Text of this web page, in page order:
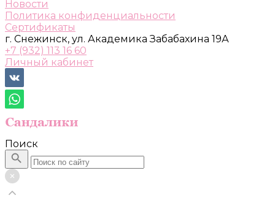
Новости
Политика конфиденциальности
Сертификаты
г. Снежинск, ул. Академика Забабахина 19А
+7 (932) 113 16 60
Личный кабинет
Поиск